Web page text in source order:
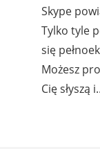
Skype
Tylko tyle
się
Możesz
Cię słyszą